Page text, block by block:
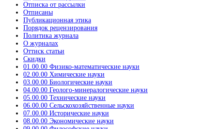
Отписка от рассылки
Отписаны
Публикационная этика
Порядок рецензирования
Политика журнала
О журналах
Оттиск статьи
Скидки
01.00.00 Физико-математические науки
02.00.00 Химические науки
03.00.00 Биологические науки
04.00.00 Геолого-минералогические науки
05.00.00 Технические науки
06.00.00 Сельскохозяйственные науки
07.00.00 Исторические науки
08.00.00 Экономические науки